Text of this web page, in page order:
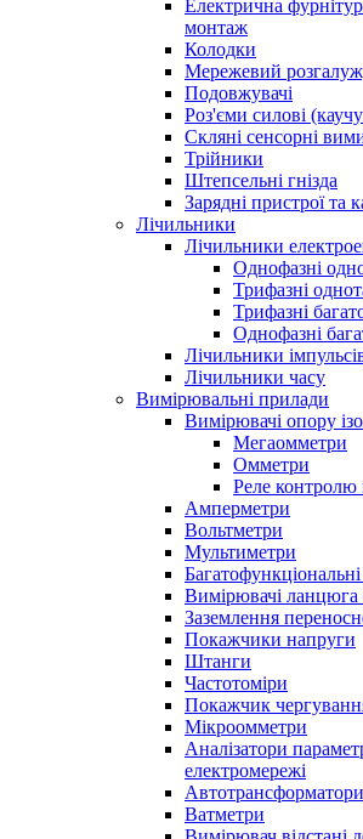
Електрична
монтаж
Колодки
Мережевий
Подовжувачі
Роз'єми силові
Скляні сенсорні
Трійники
Штепсельні гнізда
Зарядні пристрої та
Лічильники
Лічильники
Однофазні
Трифазні
Трифазні
Однофазні
Лічильники
Лічильники часу
Вимірювальні прилади
Вимірювачі опору
Мегаомметри
Омметри
Реле контролю
Амперметри
Вольтметри
Мультиметри
Вимірювачі ланцюга
Заземлення
Покажчики напруги
Штанги
Частотоміри
Покажчик
Мікроомметри
Аналізатори
електромережі
Автотрансформатори
Ватметри